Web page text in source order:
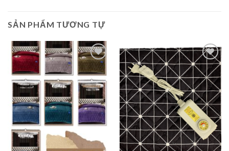
SẢN PHẨM TƯƠNG TỰ
Add to
wishlist
Add to
wishlist